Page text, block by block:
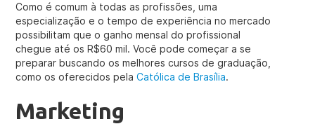
Como é comum à todas as profissões, uma
especialização e o tempo de experiência no mercado
possibilitam que o ganho mensal do profissional
chegue até os R$60 mil. Você pode começar a se
preparar buscando os melhores cursos de graduação,
como os oferecidos pelaCatólica de Brasília.
Marketing